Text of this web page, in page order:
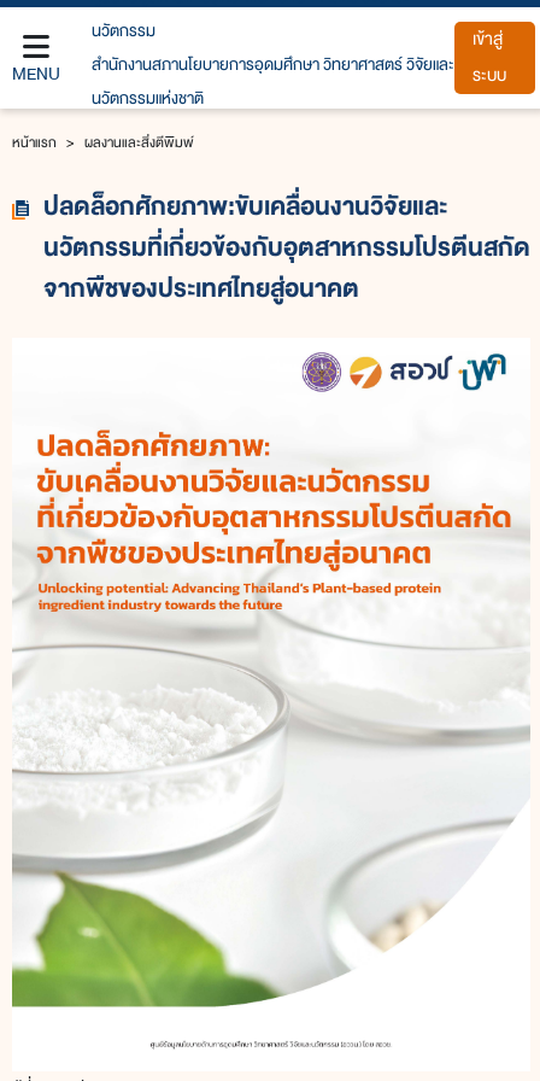
MENU
นวัตกรรม
สำนักงานสภานโยบายการอุดมศึกษา วิทยาศาสตร์ วิจัยและ
นวัตกรรมแห่งชาติ
เข้าสู่
ระบบ
หน้าแรก
วิจัยและนวัตกรรม
หลักสูตร วทน.
ข่าวประชาสัมพันธ์
เกี่ยวกับเรา (About us)
ติดต่อเรา
หน้าแรก ผลงานและสิ่งตีพิมพ์
ปลดล็อกศักยภาพ:ขับเคลื่อนงานวิจัยและ
นวัตกรรมที่เกี่ยวข้องกับอุตสาหกรรมโปรตีนสกัด
จากพืชของประเทศไทยสู่อนาคต